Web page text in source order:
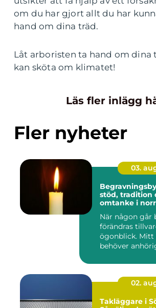
om du har gjort allt du har
hand om dina träd.
Låt arboristen ta hand om dina
kan sköta om klimatet!
Läs fler inlägg
Fler nyheter
03.
stöd, tradition
omtanke i norr
När någon går
förändras
ögonblick. Mitt
behöver
02.
Takläggare i